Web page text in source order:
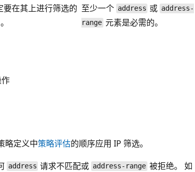
在其上进行筛选的 至少一个 address 或 address-
range 元素是必需的。
略定义中策略评估的顺序应用 IP 筛选。
address 请求不匹配或 address-range 被拒绝。 如